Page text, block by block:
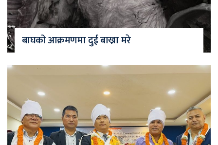
बाघको आक्रमणमा दुई बाख्रा मरे